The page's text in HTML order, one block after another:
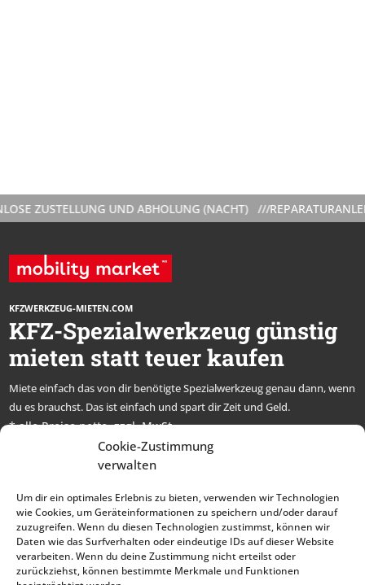
Cookie-Zustimmung
verwalten
Um dir ein optimales Erlebnis zu bieten, verwenden wir Technologien
wie Cookies, um Geräteinformationen zu speichern und/oder darauf
zuzugreifen. Wenn du diesen Technologien zustimmst, können wir
Daten wie das Surfverhalten oder eindeutige IDs auf dieser Website
verarbeiten. Wenn du deine Zustimmung nicht erteilst oder
zurückziehst, können bestimmte Merkmale und Funktionen
ZUSTELLUNG UND ABHOLUNG (NACHT) ///
KFZWERKZEUG-MIETEN.COM
KFZ-Spezialwerkzeug günstig
mieten statt teuer kaufen
Miete einfach das von dir benötigte Spezialwerkzeug genau dann, wenn
du es brauchst. Das ist einfach und spart dir Zeit und Geld.
* alle Preise netto, zzgl. MwSt.
Abonniere unseren
Newsletter und bleibe
immer auf dem Laufenden